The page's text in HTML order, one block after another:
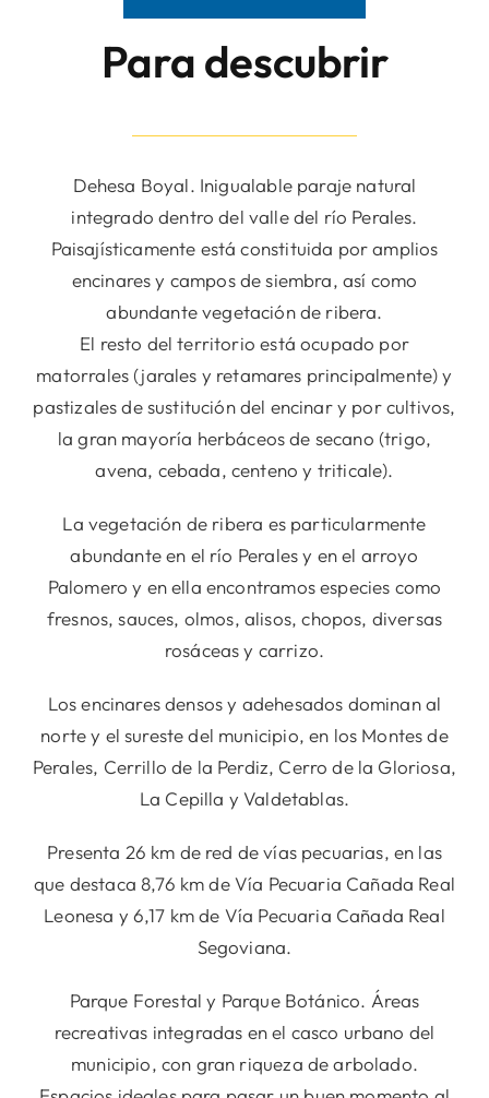
Para descubrir
Dehesa Boyal. Inigualable paraje natural
integrado dentro del valle del río Perales.
Paisajísticamente está constituida por amplios
encinares y campos de siembra, así como
abundante vegetación de ribera.
El resto del territorio está ocupado por
matorrales (jarales y retamares principalmente) y
pastizales de sustitución del encinar y por cultivos,
la gran mayoría herbáceos de secano (trigo,
avena, cebada, centeno y triticale).
La vegetación de ribera es particularmente
abundante en el río Perales y en el arroyo
Palomero y en ella encontramos especies como
fresnos, sauces, olmos, alisos, chopos, diversas
rosáceas y carrizo.
Los encinares densos y adehesados dominan al
norte y el sureste del municipio, en los Montes de
Perales, Cerrillo de la Perdiz, Cerro de la Gloriosa,
La Cepilla y Valdetablas.
Presenta 26 km de red de vías pecuarias, en las
que destaca 8,76 km de Vía Pecuaria Cañada Real
Leonesa y 6,17 km de Vía Pecuaria Cañada Real
Segoviana.
Parque Forestal y Parque Botánico. Áreas
recreativas integradas en el casco urbano del
municipio, con gran riqueza de arbolado.